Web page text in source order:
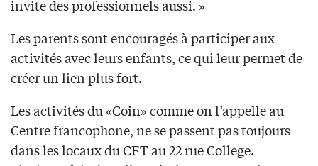
invite des professionnels aussi. »
Les parents sont encouragés à participer aux
activités avec leurs enfants, ce qui leur permet de
créer un lien plus fort.
Les activités du «Coin» comme on l’appelle au
Centre francophone, ne se passent pas toujours
dans les locaux du CFT au 22 rue College.